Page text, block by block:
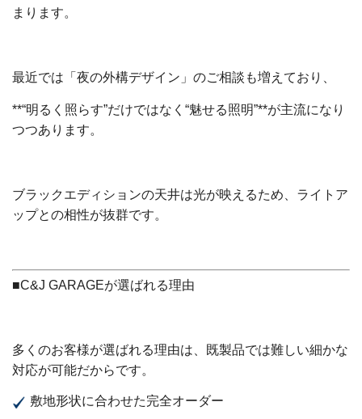
まります。
最近では「夜の外構デザイン」のご相談も増えており、
**“明るく照らす”だけではなく“魅せる照明”**が主流になり
つつあります。
ブラックエディションの天井は光が映えるため、ライトア
ップとの相性が抜群です。
■C&J GARAGEが選ばれる理由
多くのお客様が選ばれる理由は、既製品では難しい細かな
対応が可能だからです。
敷地形状に合わせた完全オーダー